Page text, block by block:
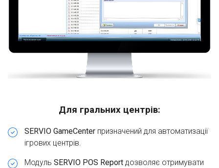
Для гральних центрів:
SERVIO GameCenter призначений для автоматизації
ігрових центрів.
Модуль SERVIO POS Report дозволяє отримувати